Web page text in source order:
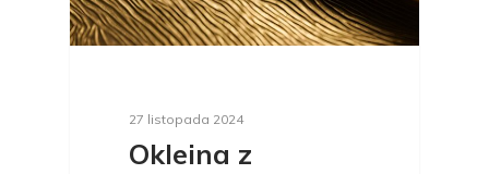
27 listopada 2024
Okleina z